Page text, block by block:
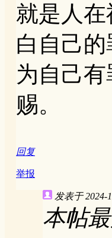
就是人
白自己
为自己
赐。
回复
举报
发表于 2024-
本帖